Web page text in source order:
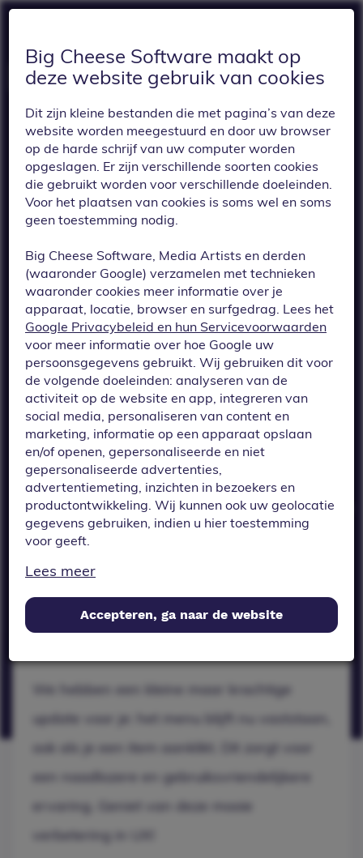
TERUG
We hebben een
kleine maar
krachtige update
voor je: het menu
blijft nu vaststaan,
ook als je een item
aanklikt. Dit zorgt
voor een
naadlozere en
gebruiksvriendelijkere
ervaring. Geniet
van deze mooie
verbetering in UX!
We hebben een kleine maar krachtige
update voor je: het menu blijft nu vaststaan,
ook als je een item aanklikt. Dit zorgt voor
een naadlozere en gebruiksvriendelijkere
ervaring. Geniet van deze mooie
verbetering in UX!
Big Cheese Software maakt op
deze website gebruik van cookies
Dit zijn kleine bestanden die met pagina’s van deze
website worden meegestuurd en door uw browser
op de harde schrijf van uw computer worden
opgeslagen. Er zijn verschillende soorten cookies
die gebruikt worden voor verschillende doeleinden.
Voor het plaatsen van cookies is soms wel en soms
geen toestemming nodig.
Big Cheese Software, Media Artists en derden
(waaronder Google) verzamelen met technieken
waaronder cookies meer informatie over je
apparaat, locatie, browser en surfgedrag. Lees het
Google Privacybeleid en hun Servicevoorwaarden
voor meer informatie over hoe Google uw
persoonsgegevens gebruikt. Wij gebruiken dit voor
de volgende doeleinden: analyseren van de
activiteit op de website en app, integreren van
social media, personaliseren van content en
marketing, informatie op een apparaat opslaan
en/of openen, gepersonaliseerde en niet
gepersonaliseerde advertenties,
advertentiemeting, inzichten in bezoekers en
productontwikkeling. Wij kunnen ook uw geolocatie
gegevens gebruiken, indien u hier toestemming
voor geeft.
Als u meer wilt weten over de cookies die wij
gebruiken, de gegevens die daarmee verzameld
worden en over uw rechten op dit punt, lees dan
onsprivacy policy
Geef toestemming of stel uw eigen keuze in. U kunt
uw voorkeuren opnieuw aanpassen door onderaan
te klikken.
Lees meer
Accepteren, ga naar de website